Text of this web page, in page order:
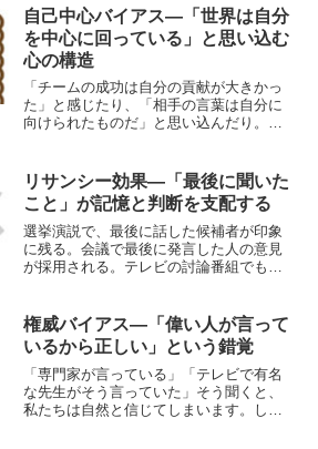
理学では イリュージョン・オブ・トゥル
ース効果（Illus...
自己中心バイアス―「世界は自分
を中心に回っている」と思い込む
心の構造
「チームの成功は自分の貢献が大きかっ
た」と感じたり、「相手の言葉は自分に
向けられたものだ」と思い込んだり。誰
中心バイアス（Egocentric Bias）といい
ます。そ...
リサンシー効果―「最後に聞いた
こと」が記憶と判断を支配する
選挙演説で、最後に話した候補者が印象
に残る。会議で最後に発言した人の意見
が採用される。テレビの討論番組でも、
（Recency Effect）という心理的現象に
よって説明で...
権威バイアス―「偉い人が言って
いるから正しい」という錯覚
「専門家が言っている」「テレビで有名
な先生がそう言っていた」そう聞くと、
私たちは自然と信じてしまいます。しか